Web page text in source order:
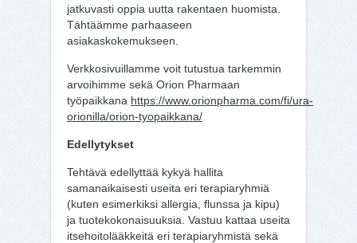
jatkuvasti oppia uutta rakentaen huomista.
Tähtäämme parhaaseen
asiakaskokemukseen.
Verkkosivuillamme voit tutustua tarkemmin
arvoihimme sekä Orion Pharmaan
työpaikkana https://www.orionpharma.com/fi/ura-
orionilla/orion-tyopaikkana/
Edellytykset
Tehtävä edellyttää kykyä hallita
samanaikaisesti useita eri terapiaryhmiä
(kuten esimerkiksi allergia, flunssa ja kipu)
ja tuotekokonaisuuksia. Vastuu kattaa useita
itsehoitolääkkeitä eri terapiaryhmistä sekä